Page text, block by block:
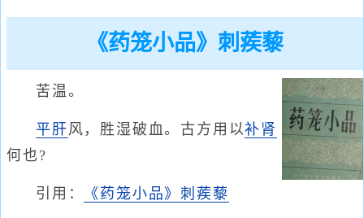
《药笼小品》刺蒺藜
苦温。
平肝风，胜湿破血。古方用以补肾
何也?
引用： 《药笼小品》刺蒺藜